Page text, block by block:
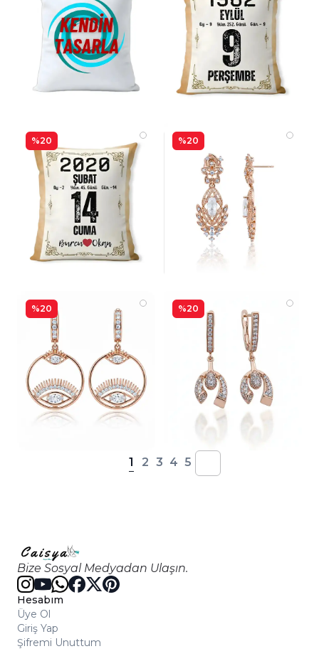
%20 %20
%20 %20
1 2 3 4 5
Bize Sosyal Medyadan Ulaşın.
Hesabım
Üye Ol
Giriş Yap
Şifremi Unuttum